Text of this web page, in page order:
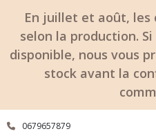
En juillet et août, les
selon la production.
disponible, nous vous
stock avant la
0679657879